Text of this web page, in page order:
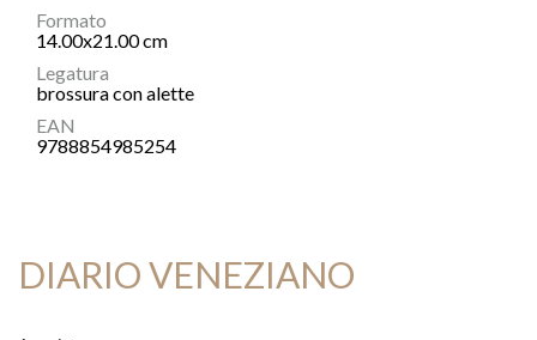
Formato
14.00x21.00 cm
Legatura
brossura con alette
EAN
9788854985254
DIARIO VENEZIANO